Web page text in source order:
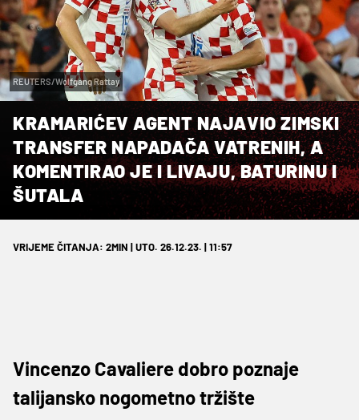
REUTERS/Wolfgang Rattay
KRAMARIĆEV AGENT NAJAVIO ZIMSKI
TRANSFER NAPADAČA VATRENIH, A
KOMENTIRAO JE I LIVAJU, BATURINU I
ŠUTALA
VRIJEME ČITANJA: 2MIN | UTO. 26.12.23. | 11:57
Vincenzo Cavaliere dobro poznaje
talijansko nogometno tržište